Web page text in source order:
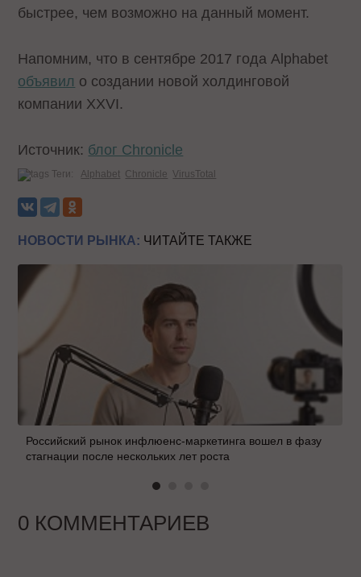
быстрее, чем возможно на данный момент.
Напомним, что в сентябре 2017 года Alphabet
объявил о создании новой холдинговой
компании XXVI.
Источник: блог Chronicle
Теги: Alphabet Chronicle VirusTotal
НОВОСТИ РЫНКА: ЧИТАЙТЕ ТАКЖЕ
Российский рынок инфлюенс-маркетинга вошел в фазу
стагнации после нескольких лет роста
0 КОММЕНТАРИЕВ